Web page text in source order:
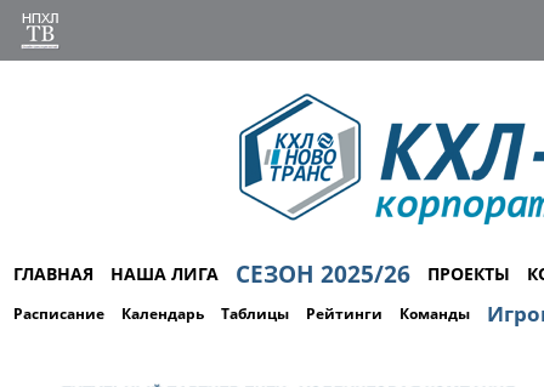
ГЛАВНАЯ НАША ЛИГА СЕЗОН 2025/26 ПРОЕКТЫ
Расписание Календарь Таблицы Рейтинги Команды